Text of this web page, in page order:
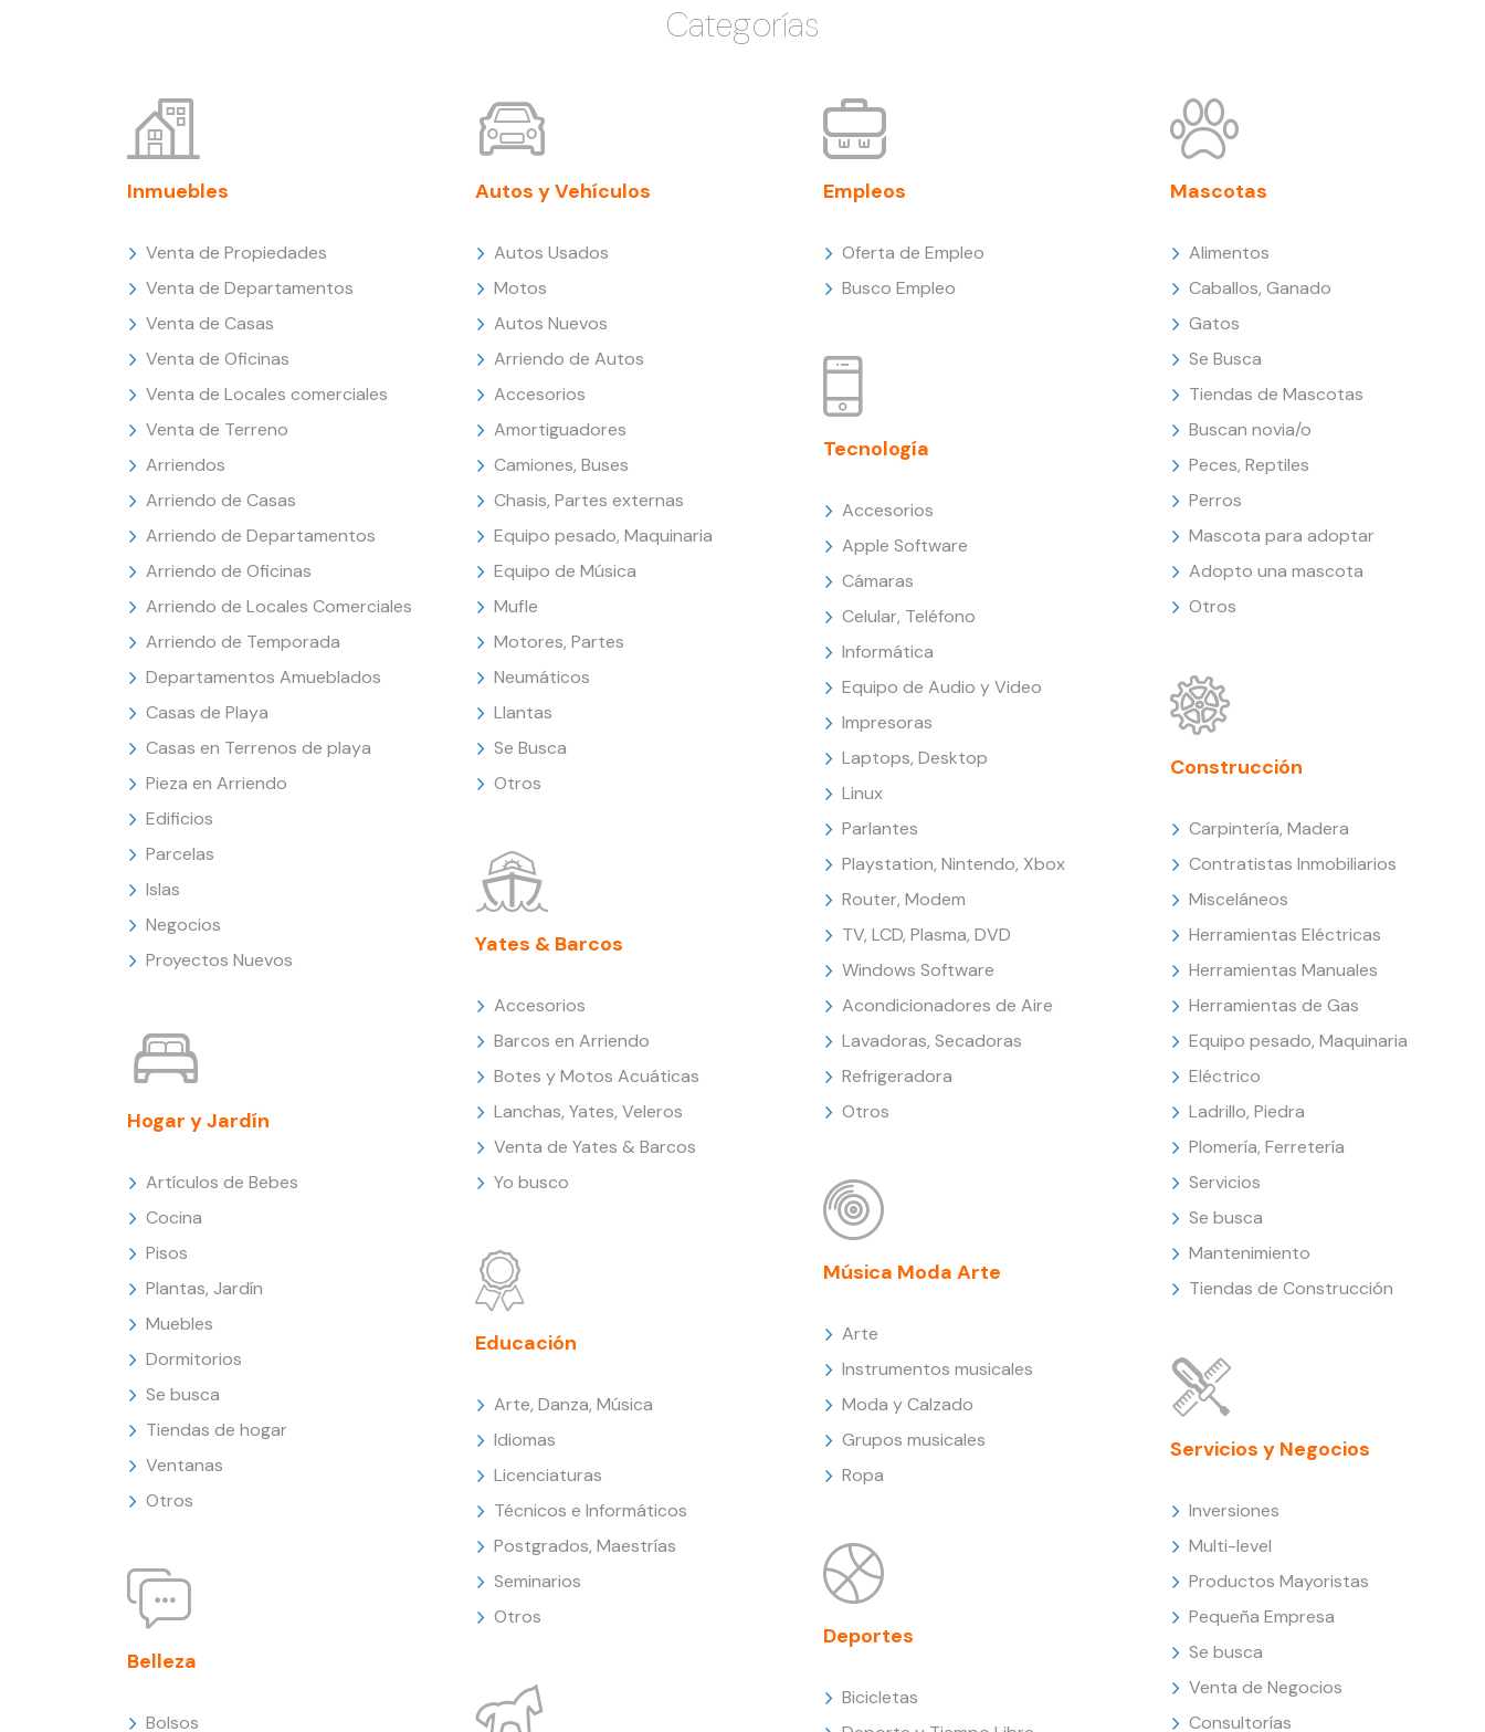
Categorías
Inmuebles
Venta de Propiedades
Venta de Departamentos
Venta de Casas
Venta de Oficinas
Venta de Locales comerciales
Venta de Terreno
Arriendos
Arriendo de Casas
Arriendo de Departamentos
Arriendo de Oficinas
Arriendo de Locales Comerciales
Arriendo de Temporada
Departamentos Amueblados
Casas de Playa
Casas en Terrenos de playa
Pieza en Arriendo
Edificios
Parcelas
Islas
Negocios
Proyectos Nuevos
Hogar y Jardín
Artículos de Bebes
Cocina
Pisos
Plantas, Jardín
Muebles
Dormitorios
Se busca
Tiendas de hogar
Ventanas
Otros
Belleza
Bolsos
Autos y Vehículos
Autos Usados
Motos
Autos Nuevos
Arriendo de Autos
Accesorios
Amortiguadores
Camiones, Buses
Chasis, Partes externas
Equipo pesado, Maquinaria
Equipo de Música
Mufle
Motores, Partes
Neumáticos
Llantas
Se Busca
Otros
Yates & Barcos
Accesorios
Barcos en Arriendo
Botes y Motos Acuáticas
Lanchas, Yates, Veleros
Venta de Yates & Barcos
Yo busco
Educación
Arte, Danza, Música
Idiomas
Licenciaturas
Técnicos e Informáticos
Postgrados, Maestrías
Seminarios
Otros
Empleos
Oferta de Empleo
Busco Empleo
Tecnología
Accesorios
Apple Software
Cámaras
Celular, Teléfono
Informática
Equipo de Audio y Video
Impresoras
Laptops, Desktop
Linux
Parlantes
Playstation, Nintendo, Xbox
Router, Modem
TV, LCD, Plasma, DVD
Windows Software
Acondicionadores de Aire
Lavadoras, Secadoras
Refrigeradora
Otros
Música Moda Arte
Arte
Instrumentos musicales
Moda y Calzado
Grupos musicales
Ropa
Deportes
Bicicletas
Mascotas
Alimentos
Caballos, Ganado
Gatos
Se Busca
Tiendas de Mascotas
Buscan novia/o
Peces, Reptiles
Perros
Mascota para adoptar
Adopto una mascota
Otros
Construcción
Carpintería, Madera
Contratistas Inmobiliarios
Misceláneos
Herramientas Eléctricas
Herramientas Manuales
Herramientas de Gas
Equipo pesado, Maquinaria
Eléctrico
Ladrillo, Piedra
Plomería, Ferretería
Servicios
Se busca
Mantenimiento
Tiendas de Construcción
Servicios y Negocios
Inversiones
Multi-level
Productos Mayoristas
Pequeña Empresa
Se busca
Venta de Negocios
Consultorías